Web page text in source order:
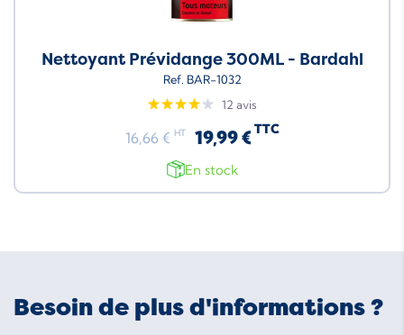
Nettoyant Prévidange 300ML - Bardahl
Ref. BAR-1032
12 avis
16,66 € HT 19,99 € TTC
En stock
Besoin de plus d'informations ?